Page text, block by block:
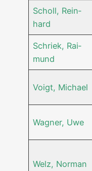
Scholl, Rein­
hard
Schriek, Rai­
mund
Voigt, Micha­el
Wag­ner, Uwe
Welz, Nor­man